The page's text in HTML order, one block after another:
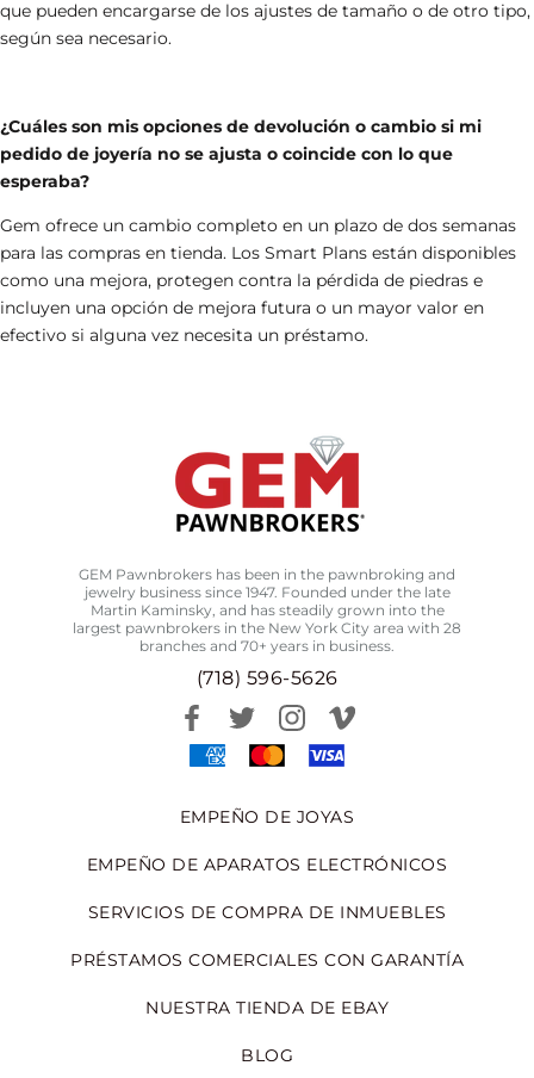
que pueden encargarse de los ajustes de tamaño o de otro tipo,
según sea necesario.
¿Cuáles son mis opciones de devolución o cambio si mi
pedido de joyería no se ajusta o coincide con lo que
esperaba?
Gem ofrece un cambio completo en un plazo de dos semanas
para las compras en tienda. Los Smart Plans están disponibles
como una mejora, protegen contra la pérdida de piedras e
incluyen una opción de mejora futura o un mayor valor en
efectivo si alguna vez necesita un préstamo.
GEM Pawnbrokers has been in the pawnbroking and
jewelry business since 1947. Founded under the late
Martin Kaminsky, and has steadily grown into the
largest pawnbrokers in the New York City area with 28
branches and 70+ years in business.
(718) 596-5626
EMPEÑO DE JOYAS
EMPEÑO DE APARATOS ELECTRÓNICOS
SERVICIOS DE COMPRA DE INMUEBLES
PRÉSTAMOS COMERCIALES CON GARANTÍA
NUESTRA TIENDA DE EBAY
BLOG